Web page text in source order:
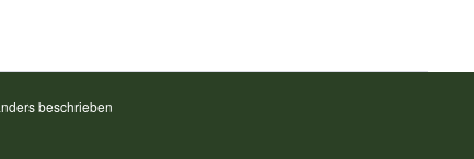
beschrieben